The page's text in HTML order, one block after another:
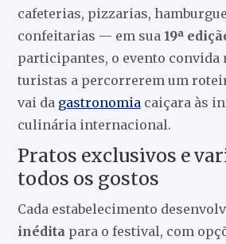
cafeterias, pizzarias,
confeitarias — em sua 19ª
participantes, o evento convida
turistas a percorrerem um
vai da gastronomia caiçara às
culinária internacional.
Pratos exclusivos e
todos os gostos
Cada estabelecimento
inédita para o festival, com